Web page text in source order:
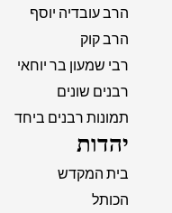
הרב עובדיה יוסף
הרב קוק
רבי שמעון בר יוחאי
רבנים שונים
תמונות רבנים ביחד
יהדות
בית המקדש
הכותל